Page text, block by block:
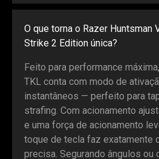
O que torna o Razer Huntsman
Strike 2 Edition única?
Feito para performance
TKL conta com modo de
instantâneos — perfeito para
strafing. Com acionamento
e uma força de acionamento
toque de tecla faz exatamente
precisa. Segurando ângulos ou